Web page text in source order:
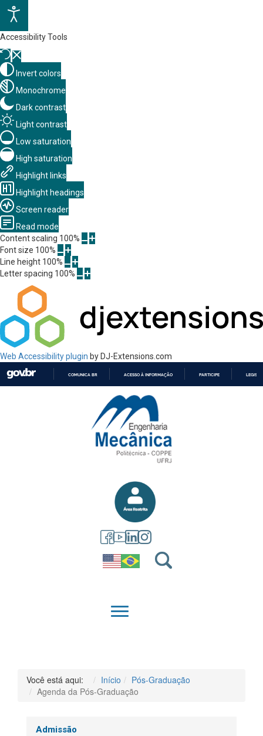
Accessibility Tools
Invert colors
Monochrome
Dark contrast
Light contrast
Low saturation
High saturation
Highlight links
Highlight headings
Screen reader
Read mode
Content scaling 100%
Font size 100%
Line height 100%
Letter spacing 100%
Web Accessibility plugin by DJ-Extensions.com
PARA
CONTEÚDO
COMUNICA BR ACESSO À INFORMAÇÃO PARTICIPE
QUEM SOMOS
Você está aqui: Início
Pós-Graduação
Agenda da Pós-Graduação
Admissão